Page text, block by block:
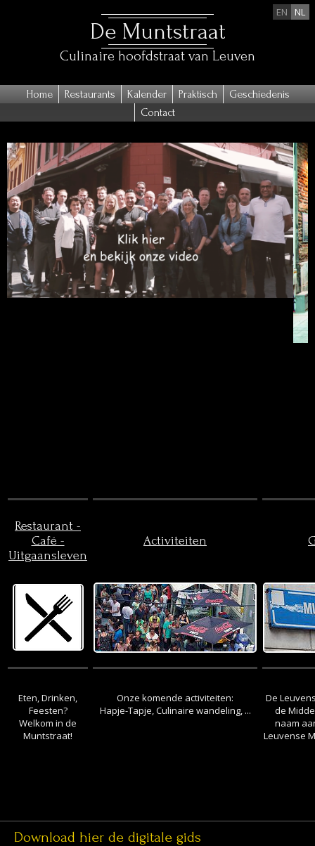
De Muntstraat
Culinaire hoofdstraat van Leuven
NL
EN
Home Restaurants Kalender Praktisch
Geschiedenis
Contact
Restaurant -
Café -
Uitgaansleven
Activiteiten
Eten, Drinken,
Feesten?
Welkom in de
Muntstraat!
Onze komende activiteiten:
Hapje-Tapje, Culinaire wandeling, ...
De
de
naam
Leuvense
Download hier de digitale gids